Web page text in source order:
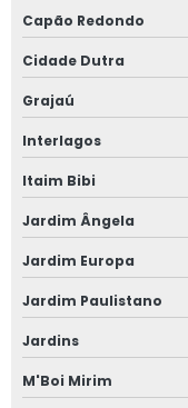
Janela anti barulho
Janela anti barulho
Janela anti ruído
Janela anti ruído de
Janela anti ruído
Janela anti ruido sp
Janela anti som
Janela para casas
Capão Redondo
Cidade Dutra
Grajaú
Interlagos
Itaim Bibi
Jardim Ângela
Jardim Europa
Jardim Paulistano
Jardins
M'Boi Mirim